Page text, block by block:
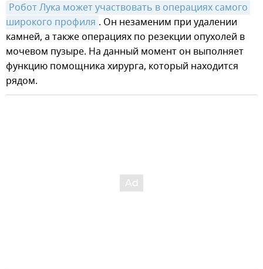
Робот Лука может участвовать в операциях самого
широкого профиля . Он незаменим при удалении
камней, а также операциях по резекции опухолей в
мочевом пузыре. На данный момент он выполняет
функцию помощника хирурга, который находится
рядом.